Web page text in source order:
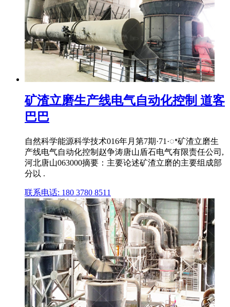
矿渣立磨生产线电气自动化控制 道客
巴巴
自然科学能源科学技术016年月第7期·71·ꢀ矿渣立磨生
产线电气自动化控制赵争涛唐山盾石电气有限责任公司,
河北唐山063000摘要：主要论述矿渣立磨的主要组成部
分以 .
联系电话: 180 3780 8511